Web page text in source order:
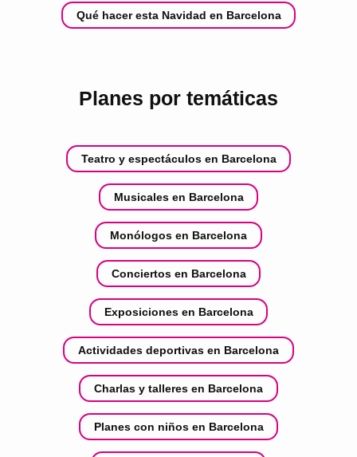
Qué hacer esta Navidad en Barcelona
Planes por temáticas
Teatro y espectáculos en Barcelona
Musicales en Barcelona
Monólogos en Barcelona
Conciertos en Barcelona
Exposiciones en Barcelona
Actividades deportivas en Barcelona
Charlas y talleres en Barcelona
Planes con niños en Barcelona